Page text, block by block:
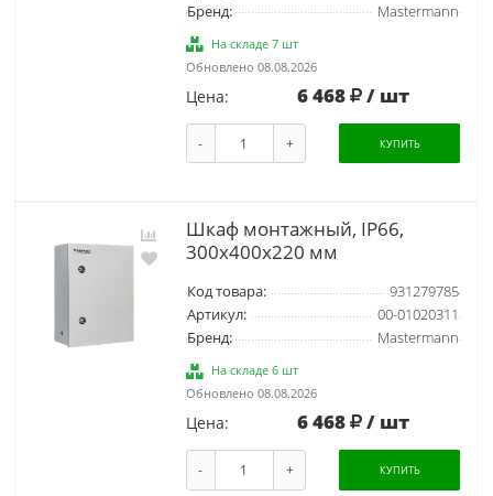
Бренд:
Mastermann
На складе 7 шт
Обновлено 08.08.2026
Цена: 6 468 / шт
- + КУПИТЬ
Шкаф монтажный, IP66,
300x400x220 мм
Код товара:
931279785
Артикул:
00-01020311
Бренд:
Mastermann
На складе 6 шт
Обновлено 08.08.2026
Цена: 6 468 / шт
- + КУПИТЬ